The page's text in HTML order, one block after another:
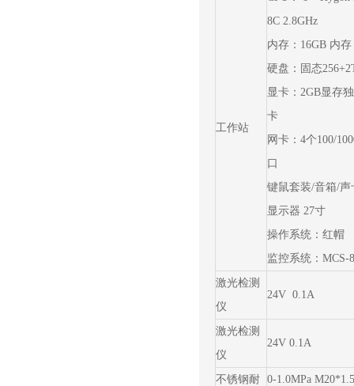
工作站
8C 2.8GHz
内存：16GB 内存
硬盘：固态
显卡：2GB显存
卡
网卡：4个100/
口
键鼠套装/音箱/声
显示器 27寸
操作系统：红帽
监控系统：MCS-
激光检测
仪
24V 0.1A
激光检测
仪
24V 0.1A
不锈钢耐 0-1.0MPa